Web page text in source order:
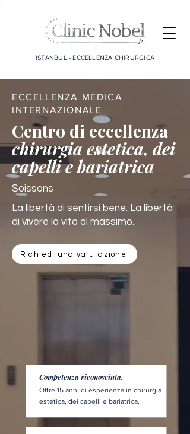
;
ISTANBUL - ECCELLENZA CHIRURGICA
ECCELLENZA MEDICA
INTERNAZIONALE
Centro di eccellenza
chirurgia estetica, dei
capelli e bariatrica
Soissons
La libertà di sentirsi bene. La libertà
di vivere la vita al massimo.
Richiedi una valutazione
Competenza riconosciuta.
Oltre 15 anni di esperienza in chirurgia
estetica, dei capelli e bariatrica.